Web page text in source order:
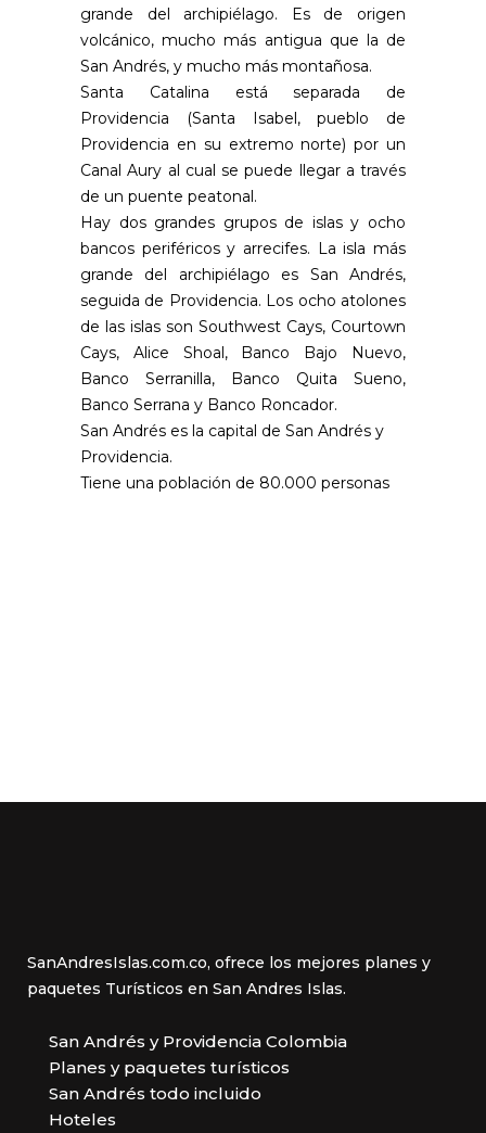
grande del archipiélago. Es de origen
volcánico, mucho más antigua que la de
San Andrés, y mucho más montañosa.
Santa Catalina está separada de
Providencia (Santa Isabel, pueblo de
Providencia en su extremo norte) por un
Canal Aury al cual se puede llegar a través
de un puente peatonal.
Hay dos grandes grupos de islas y ocho
bancos periféricos y arrecifes. La isla más
grande del archipiélago es San Andrés,
seguida de Providencia. Los ocho atolones
de las islas son Southwest Cays, Courtown
Cays, Alice Shoal, Banco Bajo Nuevo,
Banco Serranilla, Banco Quita Sueno,
Banco Serrana y Banco Roncador.
San Andrés es la capital de San Andrés y
Providencia.
Tiene una población de 80.000 personas
SanAndresIslas.com.co, ofrece los mejores planes y
paquetes Turísticos en San Andres Islas.
San Andrés y Providencia Colombia
Planes y paquetes turísticos
San Andrés todo incluido
Hoteles